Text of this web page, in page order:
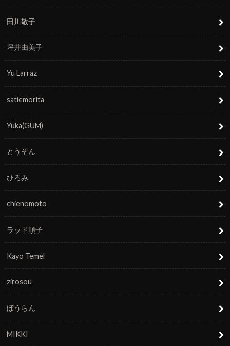
田川敬子
坪井由美子
Yu Larraz
satiemorita
Yuka(GUM)
とうそん
ひろみ
chienomoto
ラッド順子
Kayo Temel
zirosou
ぼうらん
MIKKI